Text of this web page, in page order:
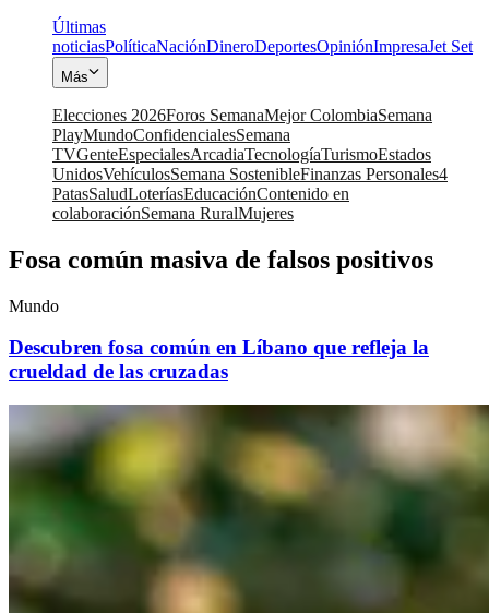
Últimas
noticiasPolíticaNaciónDineroDeportesOpiniónImpresaJet Set
Más
Elecciones 2026Foros SemanaMejor ColombiaSemana
PlayMundoConfidencialesSemana
TVGenteEspecialesArcadiaTecnologíaTurismoEstados
UnidosVehículosSemana SostenibleFinanzas Personales4
PatasSaludLoteríasEducaciónContenido en
colaboraciónSemana RuralMujeres
Fosa común masiva de falsos positivos
Mundo
Descubren fosa común en Líbano que refleja la
crueldad de las cruzadas